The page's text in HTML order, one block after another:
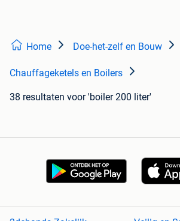
Home Doe-het-zelf en Bouw
Chauffageketels en Boilers
38 resultaten voor 'boiler 200 liter'